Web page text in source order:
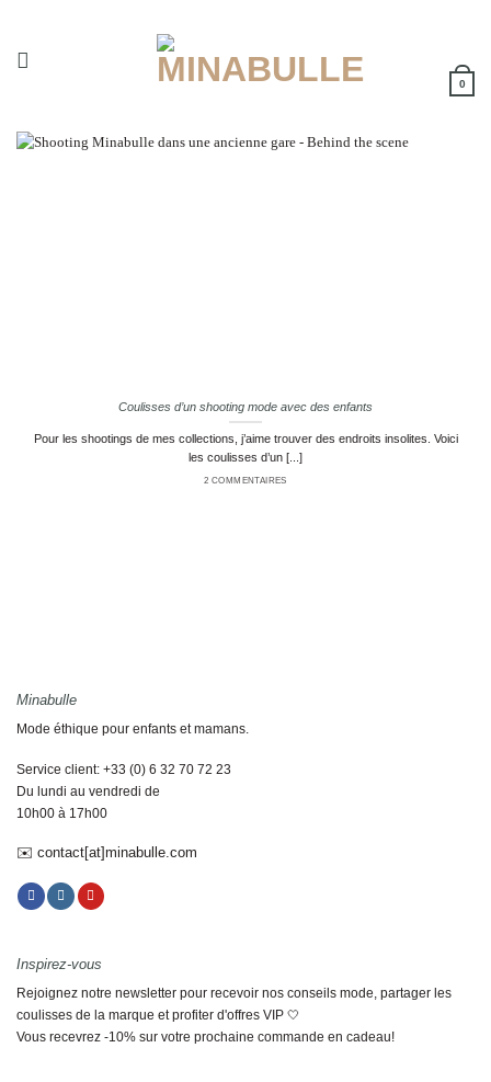
contenu
0
Coulisses d’un shooting mode avec des enfants
Pour les shootings de mes collections, j’aime trouver des endroits insolites. Voici
les coulisses d’un [...]
2 COMMENTAIRES
Minabulle
Mode éthique pour enfants et mamans.
Service client: +33 (0) 6 32 70 72 23
Du lundi au vendredi de
10h00 à 17h00
✉️ contact[at]minabulle.com
Inspirez-vous
Rejoignez notre newsletter pour recevoir nos conseils mode, partager les
coulisses de la marque et profiter d'offres VIP 🤍
Vous recevrez -10% sur votre prochaine commande en cadeau!